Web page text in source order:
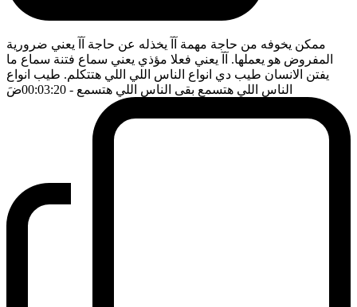
ممكن يخوفه من حاجة مهمة آآ يخذله عن حاجة آآ يعني ضرورية
المفروض هو يعملها. آآ يعني فعلا مؤذي يعني سماع فتنة سماع ما
يفتن الانسان طيب دي انواع الناس اللي اللي هتتكلم. طيب انواع
الناس اللي هتسمع بقى الناس اللي هتسمع - 00:03:20 ضَ